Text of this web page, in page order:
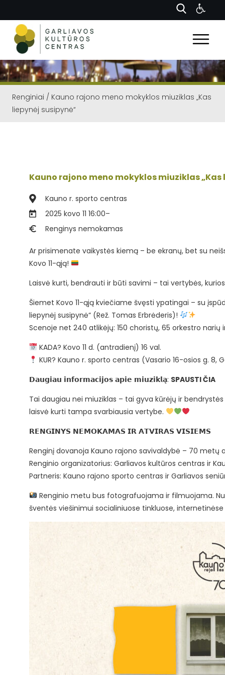
Renginiai / Kauno rajono meno mokyklos miuziklas „Kas
liepynėj susipynė“
Kauno rajono meno mokyklos miuziklas „Kas
Kauno r. sporto centras
2025 kovo 11 16:00–
Renginys nemokamas
Ar prisimenate vaikystės kiemą – be ekranų, bet su
Kovo 11-ąją!
Laisvė kurti, bendrauti ir būti savimi – tai vertybės,
Šiemet Kovo 11-ąją kviečiame švęsti ypatingai – su
liepynėj susipynė“ (Rež. Tomas Erbrėderis)!
Scenoje net 240 atlikėjų: 150 choristų, 65 orkestro
KADA? Kovo 11 d. (antradienį) 16 val.
KUR? Kauno r. sporto centras (Vasario 16-osios g. 8,
𝗗𝗮𝘂𝗴𝗶𝗮𝘂 𝗶𝗻𝗳𝗼𝗿𝗺𝗮𝗰𝗶𝗷𝗼𝘀 𝗮𝗽𝗶𝗲 𝗺𝗶𝘂𝘇𝗶𝗸𝗹𝗮̨: SPAUSTI ČIA
Tai daugiau nei miuziklas – tai gyva kūrėjų ir
laisvė kurti tampa svarbiausia vertybe.
𝗥𝗘𝗡𝗚𝗜𝗡𝗬𝗦 𝗡𝗘𝗠𝗢𝗞𝗔𝗠𝗔𝗦 𝗜𝗥 𝗔𝗧𝗩𝗜𝗥𝗔𝗦 𝗩𝗜𝗦𝗜𝗘𝗠𝗦
Renginį dovanoja Kauno rajono savivaldybė – 70 metų
Renginio organizatorius: Garliavos kultūros centras ir
Partneris: Kauno rajono sporto centras ir Garliavos
Renginio metu bus fotografuojama ir filmuojama.
šventės viešinimui socialiniuose tinkluose,